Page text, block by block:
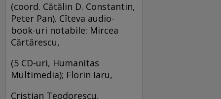
(coord. Cătălin D. Constantin,
Peter Pan). Cîteva audio-
book-uri notabile: Mircea
Cărtărescu,
(5 CD-uri, Humanitas
Multimedia); Florin Iaru,
Cristian Teodorescu,